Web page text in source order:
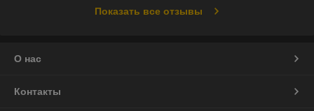
Показать все отзывы
О нас
Контакты